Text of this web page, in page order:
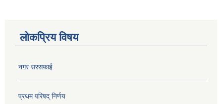
लोकप्रिय विषय
नगर सरसफाई
प्रथम परिषद् निर्णय